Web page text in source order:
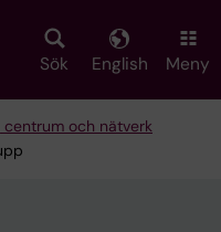
Sök English Meny
centrum och nätverk